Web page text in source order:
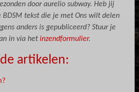
door aurelio subway. Heb jij
BDSM tekst die je met Ons wilt delen
anders is gepubliceerd? Stuur je
in via hetinzendformulier.
artikelen: